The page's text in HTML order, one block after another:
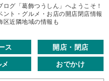
グ「葛飾つうしん」へようこそ！
ント・グルメ・お店の開店閉店情報
区近隣地域の情報も
ス 開店・閉店
おでかけ